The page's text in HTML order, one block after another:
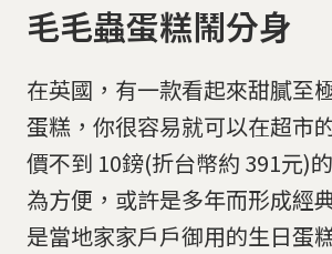
毛毛蟲蛋糕鬧分身
在英國，有一款看起來甜膩至
蛋糕，你很容易就可以在超市
價不到 10鎊(折台幣約 391元)
為方便，或許是多年而形成經
是當地家家戶戶御用的生日